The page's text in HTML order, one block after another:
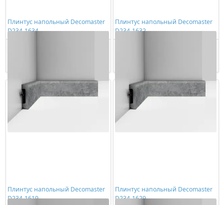
Плинтус напольный Decomaster
D234-1634
Плинтус напольный Decomaster
D234-1632
Плинтус напольный Decomaster
D234-1619
Плинтус напольный Decomaster
D234-1629